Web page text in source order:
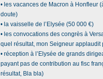
• les vacances de Macron à Honfleur
doute)
• la vaisselle de l’Elysée (50 000 €)
• les convocations des congrès à
quel résultat, mon Seigneur applaudit
• réception à l’Elysée de grands
payant pas de contribution au fisc
résultat, Bla bla)